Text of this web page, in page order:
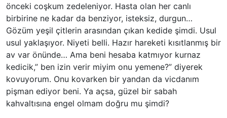
önceki coşkum zedeleniyor. Hasta olan her canlı
birbirine ne kadar da benziyor, isteksiz, durgun…
Gözüm yeşil çitlerin arasından çıkan kedide şimdi. Usul
usul yaklaşıyor. Niyeti belli. Hazır hareketi kısıtlanmış bir
av var önünde… Ama beni hesaba katmıyor kurnaz
kedicik,” ben izin verir miyim onu yemene?” diyerek
kovuyorum. Onu kovarken bir yandan da vicdanım
pişman ediyor beni. Ya açsa, güzel bir sabah
kahvaltısına engel olmam doğru mu şimdi?